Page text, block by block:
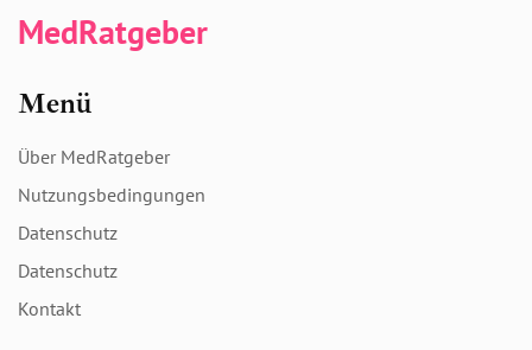
MedRatgeber
Menü
Über MedRatgeber
Nutzungsbedingungen
Datenschutz
Datenschutz
Kontakt